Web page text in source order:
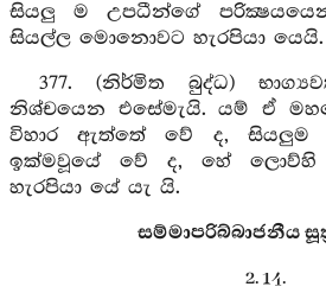
සියලු ම උපධීන්ගේ
සියල්ල මොනොවට හැරපියා යෙයි.
377. (නිර්මිත බුද්ධ)
නිශ්චයෙන එසේමැයි. යම් ඒ
විහාර ඇත්තේ වේ ද, සියලුම
ඉක්මවූයේ වේ ද, හේ
හැරපියා යේ යැ යි.
සම්මාපරිබ්බාජනීය
2. 14.